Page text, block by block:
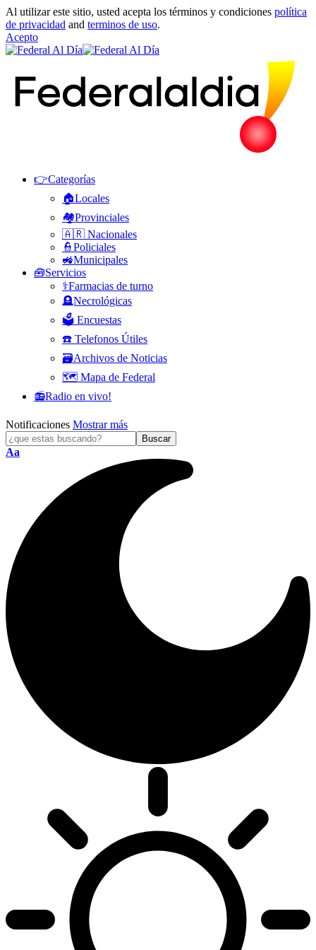
Al utilizar este sitio, usted acepta los términos y condiciones política
de privacidad and terminos de uso.
Acepto
👉Categorías
🏠Locales
🏘️Provinciales
🇦🇷 Nacionales
👮Policiales
🚜Municipales
🧰Servicios
⚕️Farmacias de turno
🪦Necrológicas
🗳️ Encuestas
☎️ Telefonos Útiles
🗃️Archivos de Noticias
🗺️ Mapa de Federal
📻Radio en vivo!
Notificaciones Mostrar más
Tamaño
Aa